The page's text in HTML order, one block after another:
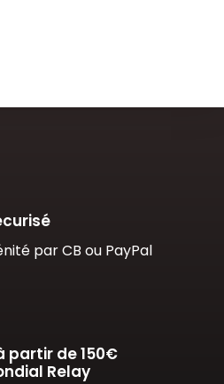
par CB ou PayPal
partir de 150€
Relay